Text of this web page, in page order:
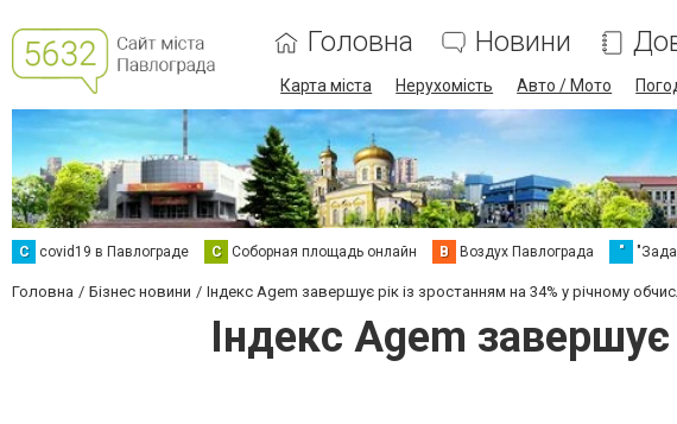
Головна Новини
Карта міста Нерухомість Авто / Мото
C covid19 в Павлограде С Соборная площадь онлайн В Воздух Павлограда "
Головна Бізнес новини Індекс Agem завершує рік із зростанням на 34% у річному
Індекс Agem